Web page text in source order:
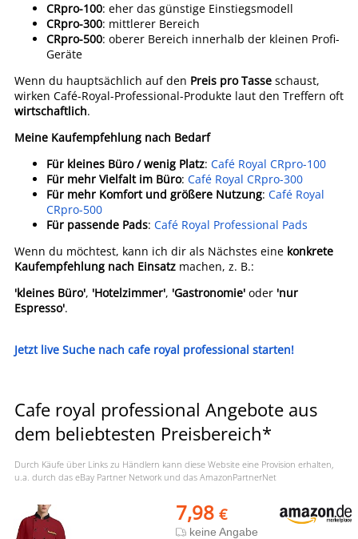
CRpro-100: eher das günstige Einstiegsmodell
CRpro-300: mittlerer Bereich
CRpro-500: oberer Bereich innerhalb der kleinen Profi-
Geräte
Wenn du hauptsächlich auf den Preis pro Tasse schaust,
wirken Café-Royal-Professional-Produkte laut den Treffern oft
wirtschaftlich.
Meine Kaufempfehlung nach Bedarf
Für kleines Büro / wenig Platz: Café Royal CRpro-100
Für mehr Vielfalt im Büro: Café Royal CRpro-300
Für mehr Komfort und größere Nutzung: Café Royal
CRpro-500
Für passende Pads: Café Royal Professional Pads
Wenn du möchtest, kann ich dir als Nächstes eine konkrete
Kaufempfehlung nach Einsatz machen, z. B.:
'kleines Büro', 'Hotelzimmer', 'Gastronomie' oder 'nur
Espresso'.
Jetzt live Suche nach cafe royal professional starten!
Cafe royal professional Angebote aus
dem beliebtesten Preisbereich*
Durch Käufe über Links zu Händlern kann diese Website eine Provision erhalten,
u.a. durch das eBay Partner Network und das AmazonPartnerNet
7,98 €
keine Angabe